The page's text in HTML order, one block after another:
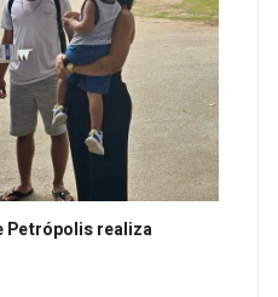
Petrópolis realiza